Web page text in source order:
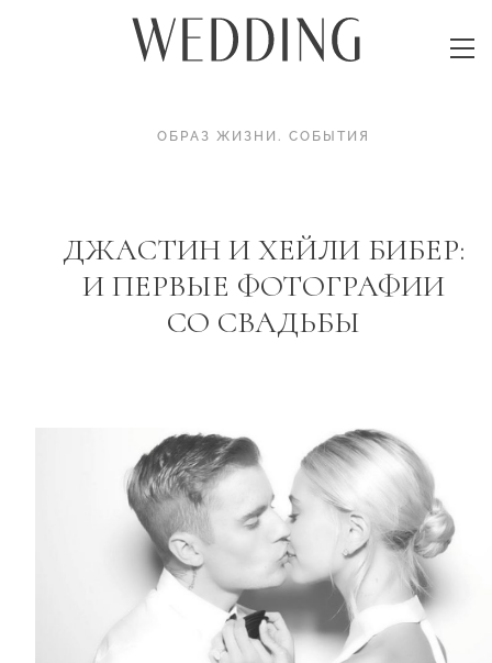
ОБРАЗ ЖИЗНИ . СОБЫТИЯ
ДЖАСТИН И ХЕЙЛИ БИБЕР:
И ПЕРВЫЕ ФОТОГРАФИИ
СО СВАДЬБЫ